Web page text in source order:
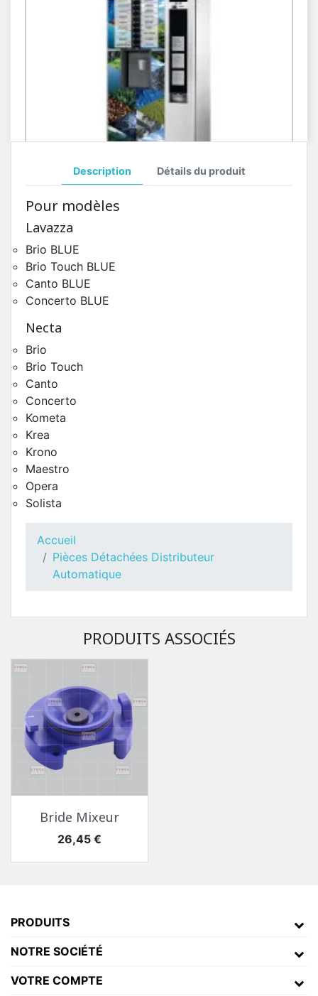
Pièces Détachées Distributeur Automatique
Toutes Pièces Détachées Necta Opera
Pièces Détachées Distributeur Automatique
Description Détails du produit
Pour modèles
Lavazza
Brio BLUE
Brio Touch BLUE
Canto BLUE
Concerto BLUE
Necta
Brio
Brio Touch
Canto
Concerto
Kometa
Krea
Krono
Maestro
Opera
Solista
Accueil
Pièces Détachées Distributeur
Automatique
PRODUITS ASSOCIÉS
Bride Mixeur
Prix
26,45 €
PRODUITS
NOTRE SOCIÉTÉ
VOTRE COMPTE